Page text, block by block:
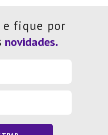
e fique por